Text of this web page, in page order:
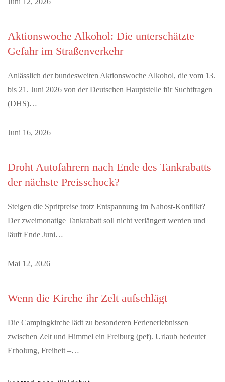
Aktionswoche Alkohol: Die unterschätzte
Gefahr im Straßenverkehr
Anlässlich der bundesweiten Aktionswoche Alkohol, die vom 13.
bis 21. Juni 2026 von der Deutschen Hauptstelle für Suchtfragen
(DHS)…
Juni 16, 2026
Droht Autofahrern nach Ende des Tankrabatts
der nächste Preisschock?
Steigen die Spritpreise trotz Entspannung im Nahost-Konflikt?
Der zweimonatige Tankrabatt soll nicht verlängert werden und
läuft Ende Juni…
Mai 12, 2026
Wenn die Kirche ihr Zelt aufschlägt
Die Campingkirche lädt zu besonderen Ferienerlebnissen
zwischen Zelt und Himmel ein Freiburg (pef). Urlaub bedeutet
Erholung, Freiheit –…